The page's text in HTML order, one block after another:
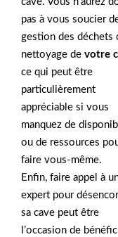
pas à vous soucier
gestion des déchets
nettoyage de votre
ce qui peut être
particulièrement
appréciable si vous
manquez de
ou de ressources
faire vous-même.
Enfin, faire appel à
expert pour
sa cave peut être
l’occasion de